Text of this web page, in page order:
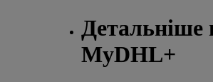
Детальніше
MyDHL+